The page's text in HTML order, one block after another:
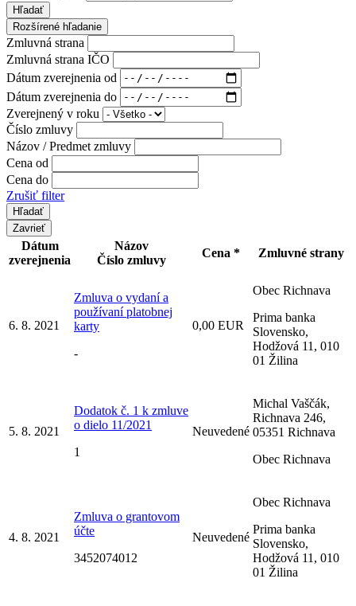
Hľadať
Rozšírené hľadanie
Zmluvná strana
Zmluvná strana IČO
Dátum zverejnenia od
Dátum zverejnenia do
Zverejnený v roku
Číslo zmluvy
Názov / Predmet zmluvy
Cena od
Cena do
Zrušiť filter
Zavrieť
Dátum
zverejnenia
Názov
Číslo zmluvy
Cena * Zmluvné strany
6. 8. 2021
Zmluva o vydaní a
používaní platobnej
karty
-
0,00 EUR
Obec Richnava
Prima banka
Slovensko,
Hodžová 11, 010
01 Žilina
5. 8. 2021
Dodatok č. 1 k zmluve
o dielo 11/2021
1
Neuvedené
Michal Vaščák,
Richnava 246,
05351 Richnava
Obec Richnava
4. 8. 2021
Zmluva o grantovom
účte
3452074012
Neuvedené
Obec Richnava
Prima banka
Slovensko,
Hodžová 11, 010
01 Žilina